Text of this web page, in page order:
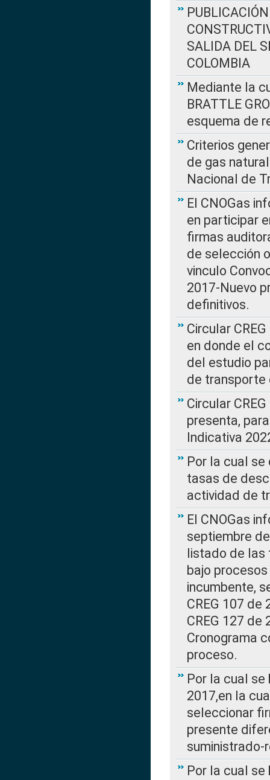
SALIDA DEL
COLOMBIA
Mediante la
BRATTLE
esquema de
Criterios
de gas
Nacional de
El CNOGas
en participar
firmas
de selección
vinculo
2017-Nuevo
definitivos.
Circular
en donde el
del estudio
de transporte
Circular
presenta,
Indicativa
Por la cual
tasas de
actividad de
El CNOGas
septiembre
listado de las
bajo
incumbente,
CREG 107
CREG 127 de
Cronograma
proceso.
Por la cual se
2017,en la
seleccionar
presente
Por la cual se